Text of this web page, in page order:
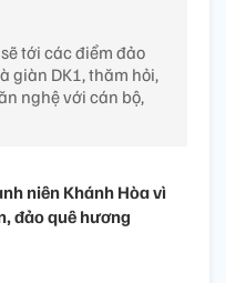
tới các điểm đảo
giàn DK1, thăm hỏi,
nghệ với cán bộ,
niên Khánh Hòa vì
đảo quê hương